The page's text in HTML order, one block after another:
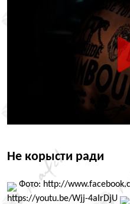
Не корысти ради
Фото: http://
https://youtu.be/Wjj-4aIrDjU